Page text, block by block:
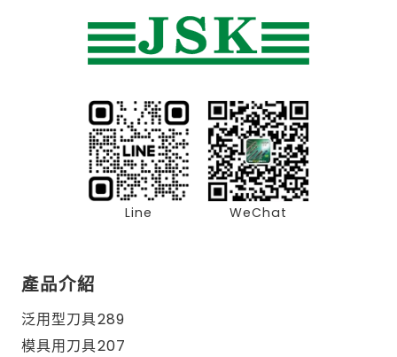
Line WeChat
產品介紹
泛用型刀具289
模具用刀具207